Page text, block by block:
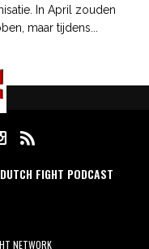
In April zouden
maar tijdens...
DUTCH FIGHT PODCAST
NETWORK